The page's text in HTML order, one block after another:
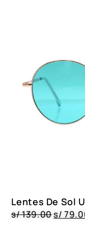
Lentes De Sol
s/139.00s/